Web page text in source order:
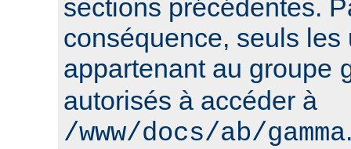
sections précédentes.
conséquence, seuls les
appartenant au groupe
autorisés à accéder à
/www/docs/ab/gamma